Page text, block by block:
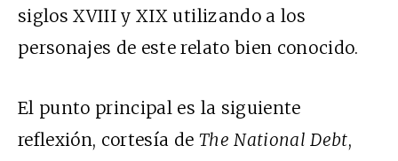
siglos XVIII y XIX utilizando a los
personajes de este relato bien conocido.
El punto principal es la siguiente
reflexión, cortesía de The National Debt,